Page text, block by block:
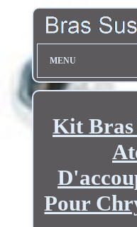
MENU
Kit Bras
Pour